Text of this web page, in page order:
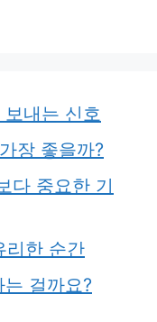
내는 신호
장 좋을까?
다 중요한 기
리한 순간
걸까요?